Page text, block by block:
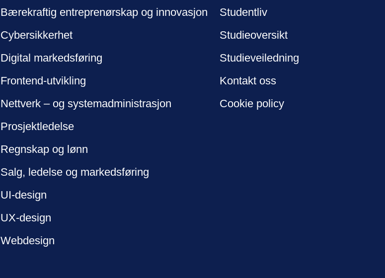
Bærekraftig entreprenørskap og innovasjon
Cybersikkerhet
Digital markedsføring
Frontend-utvikling
Nettverk – og systemadministrasjon
Prosjektledelse
Regnskap og lønn
Salg, ledelse og markedsføring
UI-design
UX-design
Webdesign
Studentliv
Studieoversikt
Studieveiledning
Kontakt oss
Cookie policy